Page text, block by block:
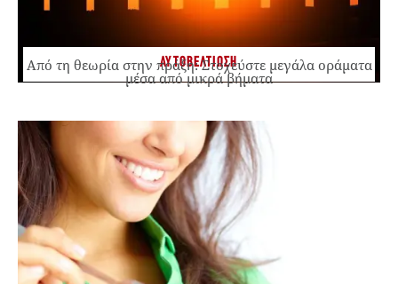
ΑΥΤΟΒΕΛΤΙΩΣΗ
Από τη θεωρία στην πράξη: Στοχεύστε μεγάλα οράματα
μέσα από μικρά βήματα